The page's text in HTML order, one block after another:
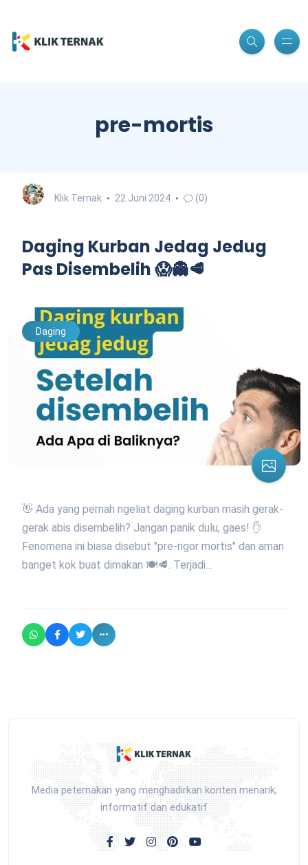
pre-mortis
Klik Ternak 22 Juni 2024 (0)
Daging Kurban Jedag Jedug
Pas Disembelih 😱👻🥩
Daging
👋 Ada yang pernah ngeliat daging kurban masih gerak-
gerak abis disembelih? Jangan panik dulu, gaes! ✋
Fenomena ini biasa disebut "pre-rigor mortis" dan aman
banget kok buat dimakan 🍽️🥩. Terjadi…
Media peternakan yang menghadirkan konten menarik,
informatif dan edukatif